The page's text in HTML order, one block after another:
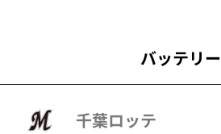
バッテリー
千葉ロッテ